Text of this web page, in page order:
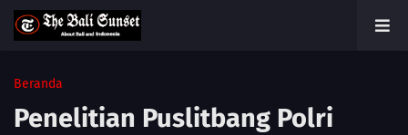
Beranda
Penelitian Puslitbang Polri